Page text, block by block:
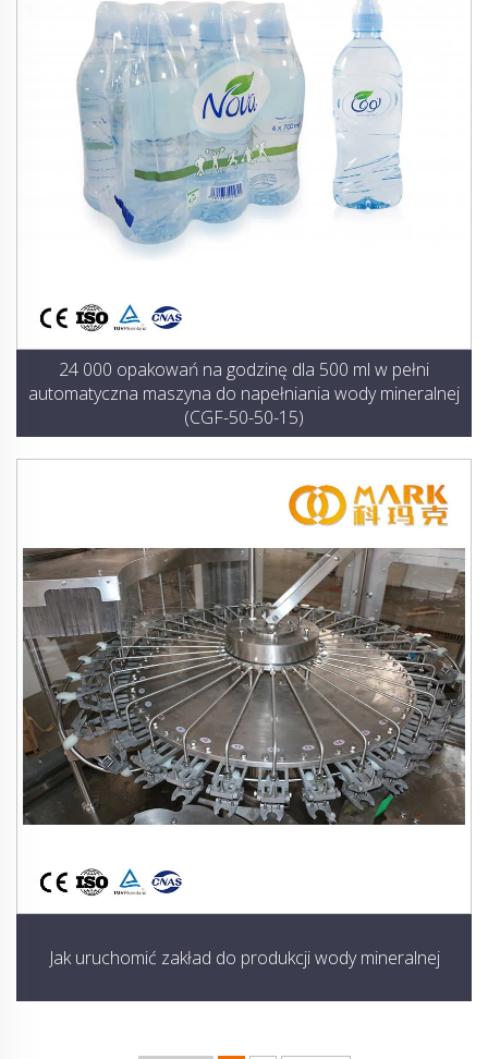
24 000 opakowań na godzinę dla 500 ml w pełni
automatyczna maszyna do napełniania wody mineralnej
(CGF-50-50-15)
Jak uruchomić zakład do produkcji wody mineralnej